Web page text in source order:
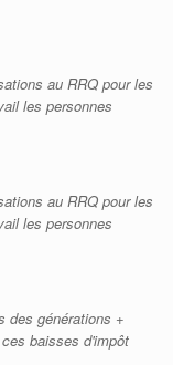
au RRQ pour les
les personnes
au RRQ pour les
les personnes
des générations +
baisses d'impôt